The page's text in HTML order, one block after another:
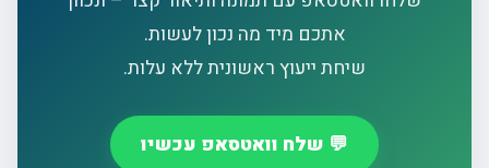
אתכם מיד מה נכון לעשות.
שיחת ייעוץ ראשונית ללא עלות.
💬 שלח וואטסאפ עכשיו